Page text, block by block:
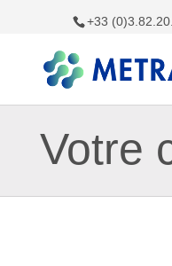
+33
Votre